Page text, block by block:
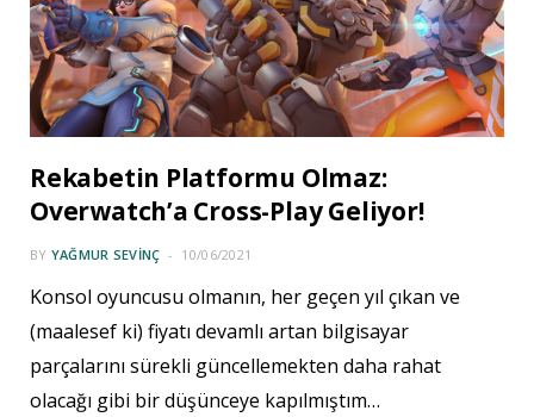
Rekabetin Platformu Olmaz:
Overwatch’a Cross-Play Geliyor!
BY YAĞMUR SEVINÇ 10/06/2021
Konsol oyuncusu olmanın, her geçen yıl çıkan ve
(maalesef ki) fiyatı devamlı artan bilgisayar
parçalarını sürekli güncellemekten daha rahat
olacağı gibi bir düşünceye kapılmıştım…